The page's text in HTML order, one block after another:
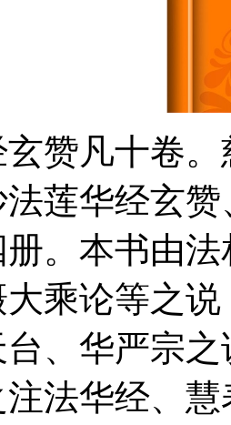
凡十卷。
莲华经玄
。本书由
乘论等之
、华严宗
法华经、